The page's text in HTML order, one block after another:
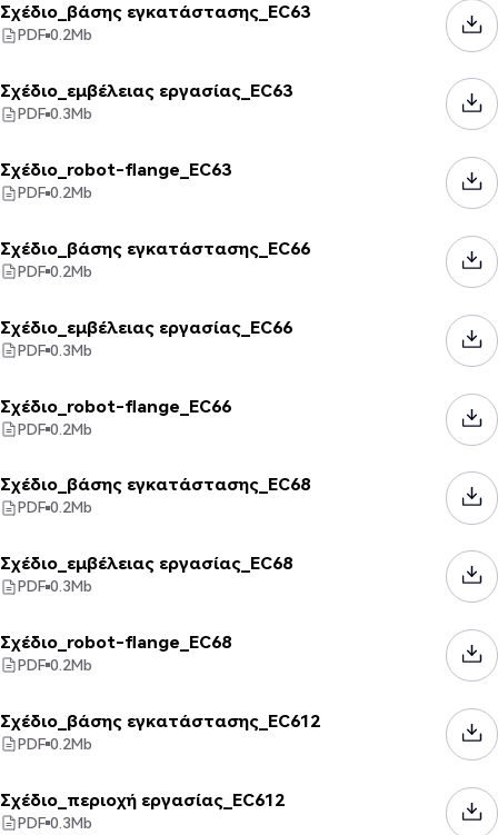
Σχέδιο_βάσης εγκατάστασης_EC63
PDF 0.2Mb
Σχέδιο_εμβέλειας εργασίας_EC63
PDF 0.3Mb
Σχέδιο_robot-flange_EC63
PDF 0.2Mb
Σχέδιο_βάσης εγκατάστασης_EC66
PDF 0.2Mb
Σχέδιο_εμβέλειας εργασίας_EC66
PDF 0.3Mb
Σχέδιο_robot-flange_EC66
PDF 0.2Mb
Σχέδιο_βάσης εγκατάστασης_EC68
PDF 0.2Mb
Σχέδιο_εμβέλειας εργασίας_EC68
PDF 0.3Mb
Σχέδιο_robot-flange_EC68
PDF 0.2Mb
Σχέδιο_βάσης εγκατάστασης_EC612
PDF 0.2Mb
Σχέδιο_περιοχή εργασίας_EC612
PDF 0.3Mb